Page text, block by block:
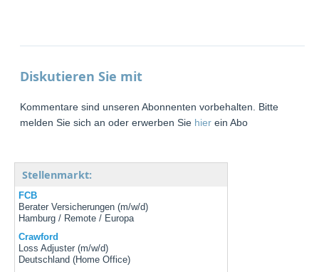
Diskutieren Sie mit
Kommentare sind unseren Abonnenten vorbehalten. Bitte
melden Sie sich an oder erwerben Sie hier ein Abo
Stellenmarkt:
FCB
Berater Versicherungen (m/w/d)
Hamburg / Remote / Europa
Crawford
Loss Adjuster (m/w/d)
Deutschland (Home Office)